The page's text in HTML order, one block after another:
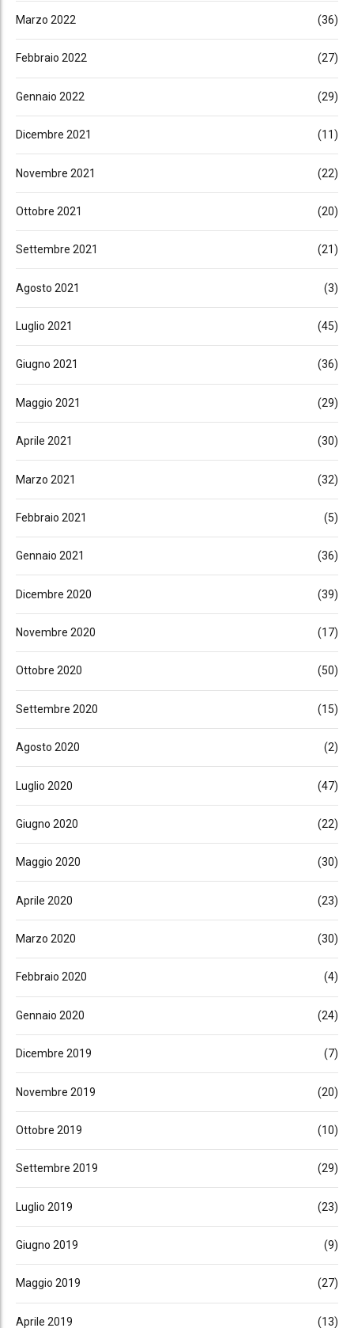
Marzo 2022 (36)
Febbraio 2022 (27)
Gennaio 2022 (29)
Dicembre 2021 (11)
Novembre 2021 (22)
Ottobre 2021 (20)
Settembre 2021 (21)
Agosto 2021 (3)
Luglio 2021 (45)
Giugno 2021 (36)
Maggio 2021 (29)
Aprile 2021 (30)
Marzo 2021 (32)
Febbraio 2021 (5)
Gennaio 2021 (36)
Dicembre 2020 (39)
Novembre 2020 (17)
Ottobre 2020 (50)
Settembre 2020 (15)
Agosto 2020 (2)
Luglio 2020 (47)
Giugno 2020 (22)
Maggio 2020 (30)
Aprile 2020 (23)
Marzo 2020 (30)
Febbraio 2020 (4)
Gennaio 2020 (24)
Dicembre 2019 (7)
Novembre 2019 (20)
Ottobre 2019 (10)
Settembre 2019 (29)
Luglio 2019 (23)
Giugno 2019 (9)
Maggio 2019 (27)
Aprile 2019 (13)